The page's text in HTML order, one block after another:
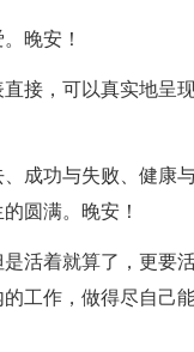
晚安！
接，可以真实地呈
成功与失败、健康
圆满。晚安！
活着就算了，更要
工作，做得尽自己